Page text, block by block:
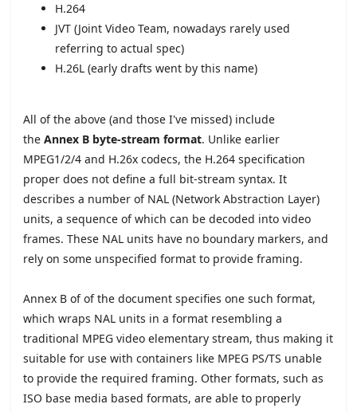
H.264
JVT (Joint Video Team, nowadays rarely used
referring to actual spec)
H.26L (early drafts went by this name)
All of the above (and those I've missed) include
theAnnex B byte-stream format. Unlike earlier
MPEG1/2/4 and H.26x codecs, the H.264 specification
proper does not define a full bit-stream syntax. It
describes a number of NAL (Network Abstraction Layer)
units, a sequence of which can be decoded into video
frames. These NAL units have no boundary markers, and
rely on some unspecified format to provide framing.
Annex B of of the document specifies one such format,
which wraps NAL units in a format resembling a
traditional MPEG video elementary stream, thus making it
suitable for use with containers like MPEG PS/TS unable
to provide the required framing. Other formats, such as
ISO base media based formats, are able to properly